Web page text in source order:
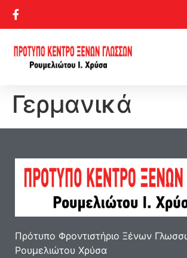
Γερμανικά
Πρότυπο Φροντιστήριο Ξένων
Ρουμελιώτου Χρύσα